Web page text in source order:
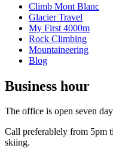
Climb Mont Blanc
Glacier Travel
My First 4000m
Rock Climbing
Mountaineering
Blog
Business hour
The office is open seven
Call preferablely from 5pm
skiing.